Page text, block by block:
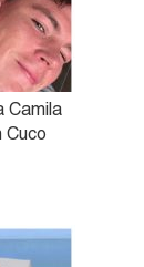
Camila
Cuco